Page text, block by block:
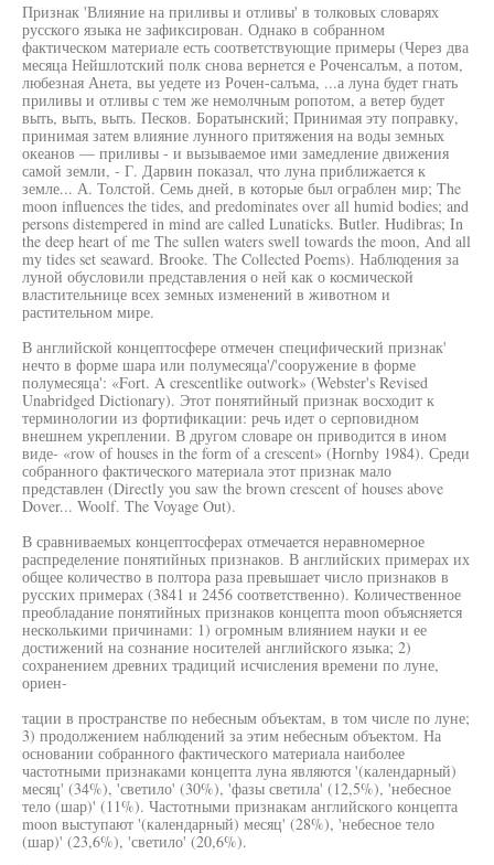
Признак 'Влияние на приливы и отливы' в толковых словарях
русского языка не зафиксирован. Однако в собранном
фактическом материале есть соответствующие примеры (Через два
месяца Нейшлотский полк снова вернется е Роченсалъм, а потом,
любезная Анета, вы уедете из Рочен-салъма, ...а луна будет гнать
приливы и отливы с тем же немолчным ропотом, а ветер будет
выть, выть, выть. Песков. Боратынский; Принимая эту поправку,
принимая затем влияние лунного притяжения на воды земных
океанов — приливы - и вызываемое ими замедление движения
самой земли, - Г. Дарвин показал, что луна приближается к
земле... А. Толстой. Семь дней, в которые был ограблен мир; The
moon influences the tides, and predominates over all humid bodies; and
persons distempered in mind are called Lunaticks. Butler. Hudibras; In
the deep heart of me The sullen waters swell towards the moon, And all
my tides set seaward. Brooke. The Collected Poems). Наблюдения за
луной обусловили представления о ней как о космической
властительнице всех земных изменений в животном и
растительном мире.
В английской концептосфере отмечен специфический признак'
нечто в форме шара или полумесяца'/'сооружение в форме
полумесяца': «Fort. A crescentlike outwork» (Webster's Revised
Unabridged Dictionary). Этот понятийный признак восходит к
терминологии из фортификации: речь идет о серповидном
внешнем укреплении. В другом словаре он приводится в ином
виде- «row of houses in the form of a crescent» (Hornby 1984). Среди
собранного фактического материала этот признак мало
представлен (Directly you saw the brown crescent of houses above
Dover... Woolf. The Voyage Out).
В сравниваемых концептосферах отмечается неравномерное
распределение понятийных признаков. В английских примерах их
общее количество в полтора раза превышает число признаков в
русских примерах (3841 и 2456 соответственно). Количественное
преобладание понятийных признаков концепта moon объясняется
несколькими причинами: 1) огромным влиянием науки и ее
достижений на сознание носителей английского языка; 2)
сохранением древних традиций исчисления времени по луне,
ориен-
тации в пространстве по небесным объектам, в том числе по луне;
3) продолжением наблюдений за этим небесным объектом. На
основании собранного фактического материала наиболее
частотными признаками концепта луна являются '(календарный)
месяц' (34%), 'светило' (30%), 'фазы светила' (12,5%), 'небесное
тело (шар)' (11%). Частотными признакам английского концепта
moon выступают '(календарный) месяц' (28%), 'небесное тело
(шар)' (23,6%), 'светило' (20,6%).